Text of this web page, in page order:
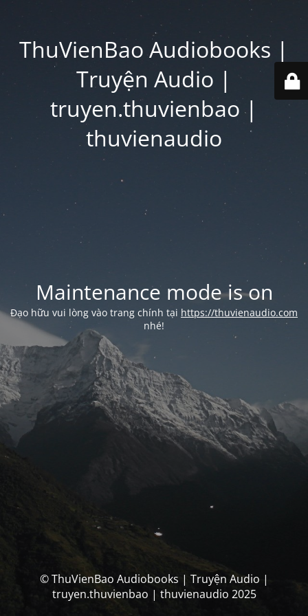
ThuVienBao Audiobooks |
Truyện Audio |
truyen.thuvienbao |
thuvienaudio
Maintenance mode is on
Đạo hữu vui lòng vào trang chính tại https://thuvienaudio.com
nhé!
© ThuVienBao Audiobooks | Truyện Audio |
truyen.thuvienbao | thuvienaudio 2025